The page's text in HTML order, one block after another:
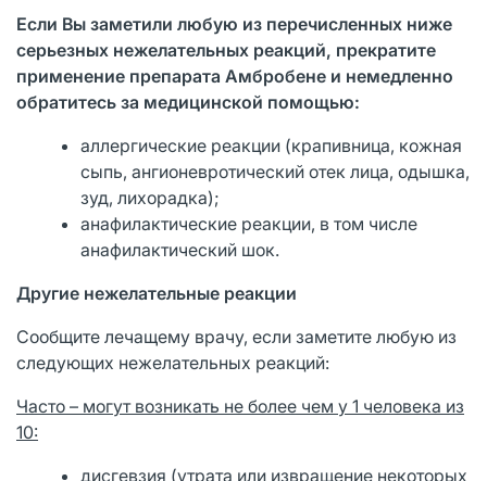
Если Вы заметили любую из перечисленных ниже
серьезных нежелательных реакций, прекратите
применение препарата Амбробене и немедленно
обратитесь за медицинской помощью:
аллергические реакции (крапивница, кожная
сыпь, ангионевротический отек лица, одышка,
зуд, лихорадка);
анафилактические реакции, в том числе
анафилактический шок.
Другие нежелательные реакции
Сообщите лечащему врачу, если заметите любую из
следующих нежелательных реакций:
Часто – могут возникать не более чем у 1 человека из
10:
дисгевзия (утрата или извращение некоторых